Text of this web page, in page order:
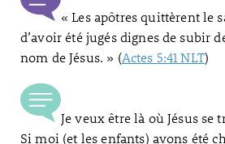
« Les apôtres quittèrent le
d’avoir été jugés dignes de subir
nom de Jésus. » (Actes 5:41 NLT)
Je veux être là où Jésus se
Si moi (et les enfants) avons été